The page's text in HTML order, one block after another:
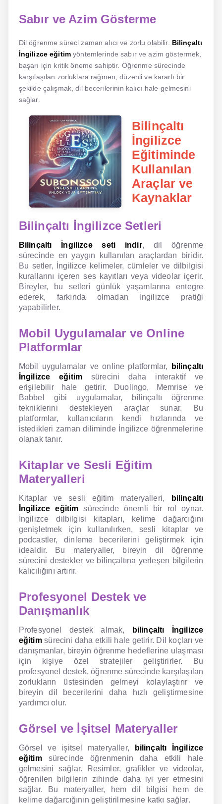
Sabır ve Azim Gösterme
Dil öğrenme süreci zaman alıcı ve zorlu olabilir. Bilinçaltı
İngilizce eğitim yöntemlerinde sabır ve azim göstermek,
başarı için kritik öneme sahiptir. Öğrenme sürecinde
karşılaşılan zorluklara rağmen, düzenli ve kararlı bir
şekilde çalışmak, dil becerilerinin kalıcı hale gelmesini
sağlar.
Bilinçaltı
İngilizce
Eğitiminde
Kullanılan
Araçlar ve
Kaynaklar
Bilinçaltı İngilizce Setleri
Bilinçaltı İngilizce seti indir, dil öğrenme
sürecinde en yaygın kullanılan araçlardan biridir.
Bu setler, İngilizce kelimeler, cümleler ve dilbilgisi
kurallarını içeren ses kayıtları veya videolar içerir.
Bireyler, bu setleri günlük yaşamlarına entegre
ederek, farkında olmadan İngilizce pratiği
yapabilirler.
Mobil Uygulamalar ve Online
Platformlar
Mobil uygulamalar ve online platformlar,
bilinçaltı
İngilizce eğitim sürecini daha interaktif ve
erişilebilir hale getirir. Duolingo, Memrise ve
Babbel gibi uygulamalar, bilinçaltı öğrenme
tekniklerini destekleyen araçlar sunar. Bu
platformlar, kullanıcıların kendi hızlarında ve
istedikleri zaman diliminde İngilizce öğrenmelerine
olanak tanır.
Kitaplar ve Sesli Eğitim
Materyalleri
Kitaplar ve sesli eğitim materyalleri,
bilinçaltı
İngilizce eğitim sürecinde önemli bir rol oynar.
İngilizce dilbilgisi kitapları, kelime dağarcığını
genişletmek için kullanılırken, sesli kitaplar ve
podcastler, dinleme becerilerini geliştirmek için
idealdir. Bu materyaller, bireyin dil öğrenme
sürecini destekler ve bilinçaltına yerleşen bilgilerin
kalıcılığını artırır.
Profesyonel Destek ve
Danışmanlık
Profesyonel destek almak,
bilinçaltı İngilizce
eğitimsürecini daha etkili hale getirir. Dil koçları ve
danışmanlar, bireyin öğrenme hedeflerine ulaşması
için kişiye özel stratejiler geliştirirler. Bu
profesyonel destek, öğrenme sürecinde karşılaşılan
zorlukların üstesinden gelmeyi kolaylaştırır ve
bireyin dil becerilerini daha hızlı geliştirmesine
yardımcı olur.
Görsel ve İşitsel Materyaller
Görsel ve işitsel materyaller,
bilinçaltı İngilizce
eğitimsürecinde öğrenmenin daha etkili hale
gelmesini sağlar. Resimler, grafikler ve videolar,
öğrenilen bilgilerin zihinde daha iyi yer etmesini
sağlar. Bu materyaller, hem dil bilgisi hem de
kelime dağarcığının geliştirilmesine katkı sağlar.